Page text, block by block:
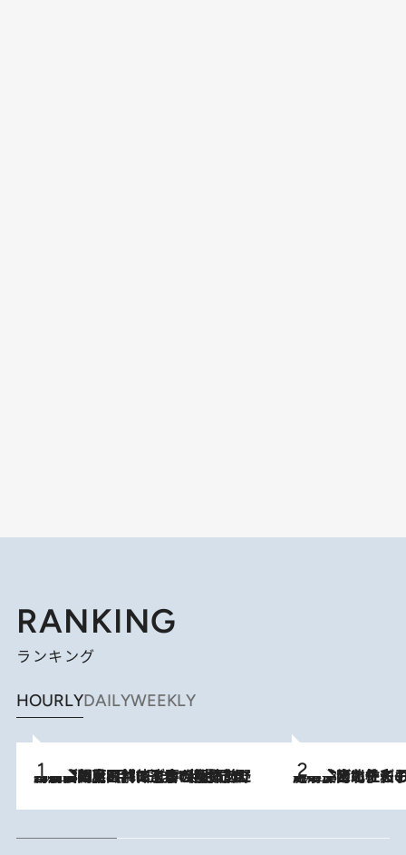
RANKING
ランキング
HOURLYDAILYWEEKLY
2026.8.8
「最後に見られてよかった」上野動物園の東園パンダ舎が解体前に特別公開。8月16日まで延長されたパネル展と共に辿る“半世紀”のパンダ飼育《解体工事の図面あり》 2026.8.3
《「文士の子ども被害者の会」発足！》阿川佐和子（72）が語る遠藤周作に北杜夫、劇作家・矢代静一の子どもたちの“文豪プライベート事件簿”